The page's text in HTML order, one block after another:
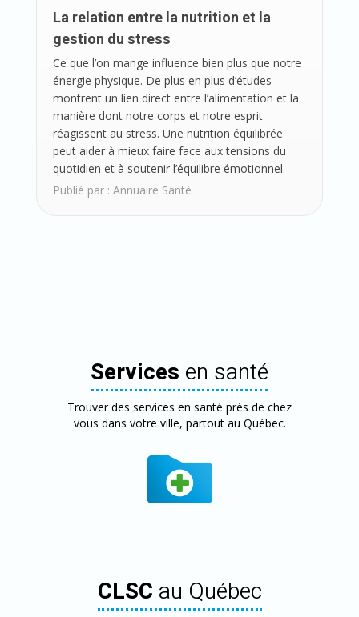
La relation entre la nutrition et la
gestion du stress
Ce que l’on mange influence bien plus que notre
énergie physique. De plus en plus d’études
montrent un lien direct entre l’alimentation et la
manière dont notre corps et notre esprit
réagissent au stress. Une nutrition équilibrée
peut aider à mieux faire face aux tensions du
quotidien et à soutenir l’équilibre émotionnel.
Publié par : Annuaire Santé
Services en santé
Trouver des services en santé près de chez
vous dans votre ville, partout au Québec.
CLSC au Québec